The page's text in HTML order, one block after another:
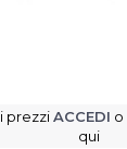
prezziACCEDI o
qui